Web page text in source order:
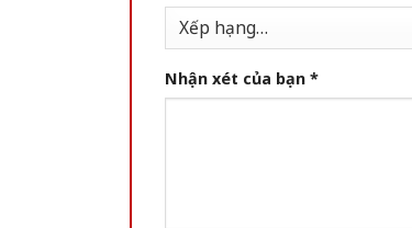
Nhận xét của bạn *